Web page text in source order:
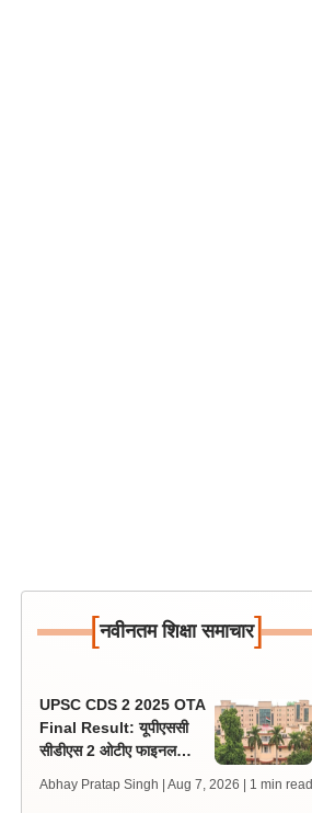
[नवीनतम शिक्षा समाचार]
UPSC CDS 2 2025 OTA
Final Result: यूपीएससी
सीडीएस 2 ओटीए फाइनल
जारी, 483 कैंडिडेट चयनित
Abhay Pratap Singh | Aug 7, 2026 | 1 min read